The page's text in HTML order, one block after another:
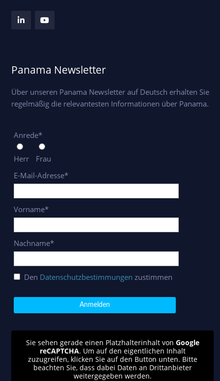
Panama Newsletter
Über unseren Panama Newsletter auf Deutsch erhalten Sie
regelmäßig die relevantesten Informationen über Panama.
Anrede*
Herr
Frau
E-Mail-Adresse*
Vorname*
Nachname*
Den Datenschutzbestimmungen zustimmen
Sie sehen gerade einen Platzhalterinhalt von Google
reCAPTCHA. Um auf den eigentlichen Inhalt
zuzugreifen, klicken Sie auf den Button unten. Bitte
beachten Sie, dass dabei Daten an Drittanbieter
weitergegeben werden.